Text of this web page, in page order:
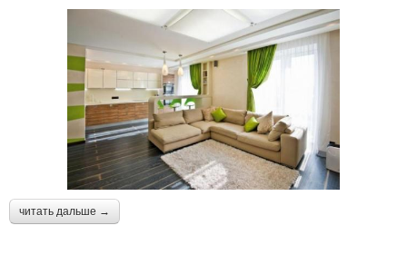
читать дальше →